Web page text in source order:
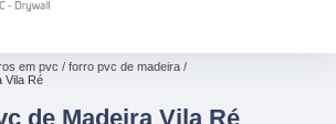
em pvc
forro pvc de madeira
Vila Ré
de Madeira Vila Ré